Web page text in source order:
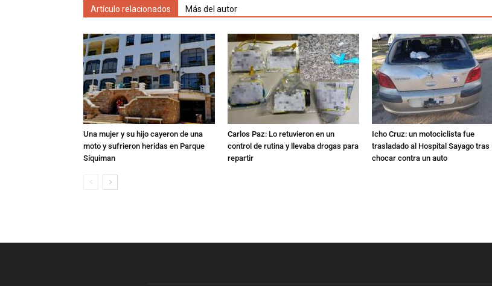
Artículo relacionados Más del autor
Una mujer y su hijo cayeron de una
moto y sufrieron heridas en Parque
Síquiman
Carlos Paz: Lo retuvieron en un
control de rutina y llevaba drogas para
repartir
Icho Cruz: un motociclista fue
trasladado al Hospital Sayago tras
chocar contra un auto